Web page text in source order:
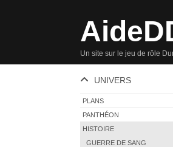
Un site sur le jeu de rôle
UNIVERS
PLANS
PANTHÉON
HISTOIRE
GUERRE DE SANG